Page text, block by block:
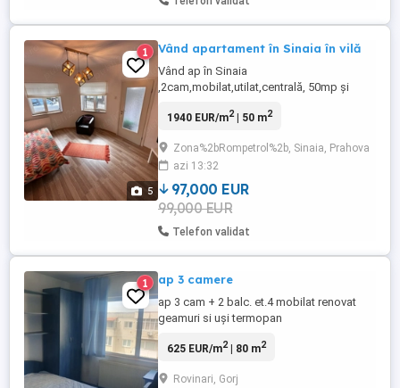
5
1 Vând apartament în Sinaia în vilă
Vând ap în Sinaia
,2cam,mobilat,utilat,centrală, 50mp și
1940 EUR/m2| 50 m2
Zona%2bRompetrol%2b, Sinaia, Prahova
azi 13:32
97,000 EUR
99,000 EUR
Telefon validat
1 ap 3 camere
ap 3 cam + 2 balc. et.4 mobilat renovat
geamuri si uși termopan
625 EUR/m2| 80 m2
Rovinari, Gorj